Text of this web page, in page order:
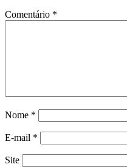
Comentário *
Nome *
E-mail *
Site